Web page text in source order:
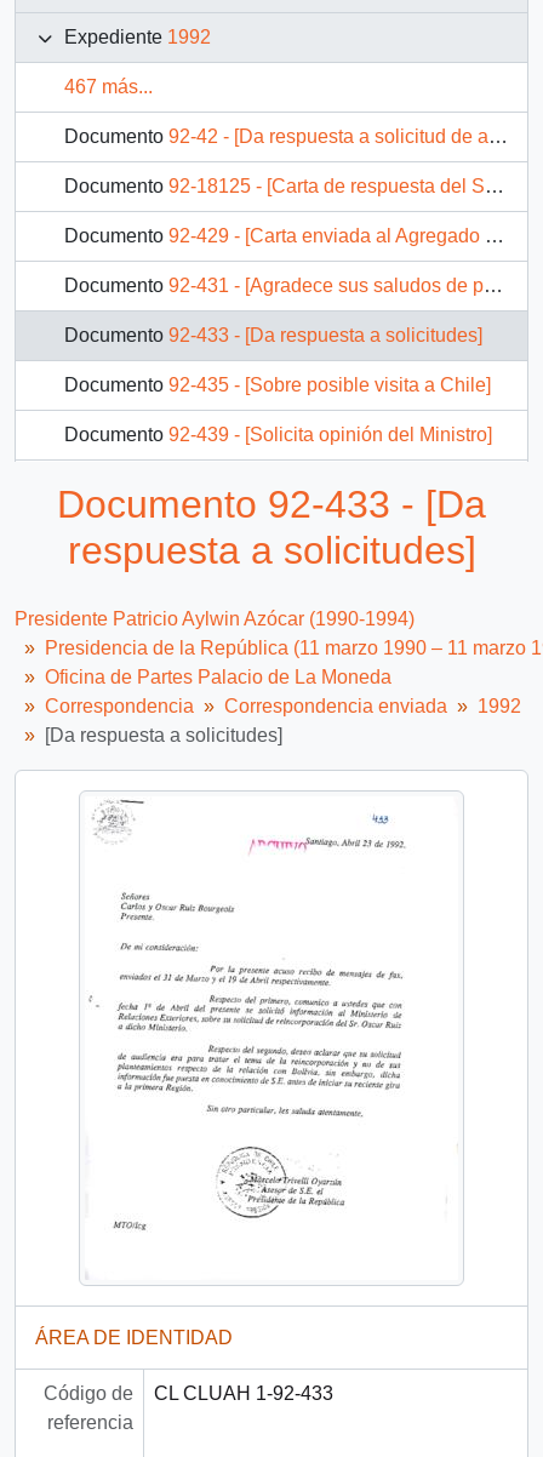
Expediente 1992
467 más...
Documento 92-42 - [Da respuesta a solicitud de audiencia]
Documento 92-18125 - [Carta de respuesta del Superintendente de Electricidad y Combustibles, ante solicitud de particular]
Documento 92-429 - [Carta enviada al Agregado Laboral en España]
Documento 92-431 - [Agradece sus saludos de pascua de resurrección]
Documento 92-433 - [Da respuesta a solicitudes]
Documento 92-435 - [Sobre posible visita a Chile]
Documento 92-439 - [Solicita opinión del Ministro]
92-441 - [Da respuesta a solicitud de entrevista]
92-444 - [Agradecimientos del Presidente de Chile al Alcalde de Mérida con ocasión de su reciente visita a esa ciudad]
Documento 92-433 - [Da
respuesta a solicitudes]
Presidente Patricio Aylwin Azócar (1990-1994)
Presidencia de la República (11 marzo 1990 – 11 marzo
Oficina de Partes Palacio de La Moneda
Correspondencia
Correspondencia enviada
1992
[Da respuesta a solicitudes]
ÁREA DE IDENTIDAD
Código de
referencia
CL CLUAH 1-92-433